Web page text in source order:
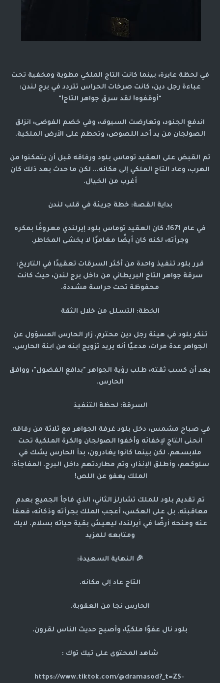
في لحظة عابرة، بينما كانت التاج الملكي مطوية ومخفية تحت
عباءة رجل دين، كانت صرخات الحراس تتردد في برج لندن:
"أوقفوه! لقد سرق جواهر التاج!"
اندفع الجنود، وتعارضت السيوف، وفي خضم الفوضى، انزلق
الصولجان من يد أحد اللصوص، وتحطم على الأرض الملكية.
تم القبض على العقيد توماس بلود ورفاقه قبل أن يتمكنوا من
الهرب، وعاد التاج الملكي إلى مكانه... لكن ما حدث بعد ذلك كان
أغرب من الخيال.
بداية القصة: خطة جريئة في قلب لندن
في عام 1671، كان العقيد توماس بلود إيرلندي معروفًا بمكره
وجرأته، لكنه كان أيضًا مغامرًا لا يخشى المخاطر.
قرر بلود تنفيذ واحدة من أكثر السرقات تعقيدًا في التاريخ:
سرقة جواهر التاج البريطاني من داخل برج لندن، حيث كانت
محفوظة تحت حراسة مشددة.
الخطة: التسلل من خلال الثقة
تنكر بلود في هيئة رجل دين محترم. زار الحارس المسؤول عن
الجواهر عدة مرات، مدعيًا أنه يريد تزويج ابنه من ابنة الحارس.
بعد أن كسب ثقته، طلب رؤية الجواهر "بدافع الفضول"، ووافق
الحارس.
السرقة: لحظة التنفيذ
في صباح مشمس، دخل بلود غرفة الجواهر مع ثلاثة من رفاقه.
انحنى التاج لإخفائه وأخفوا الصولجان والكرة الملكية تحت
ملابسهم. لكن بينما كانوا يغادرون، بدأ الحارس يشك في
سلوكهم، وأطلق الإنذار، وتم مطاردتهم داخل البرج. المفاجأة:
الملك يعفو عن اللص!
تم تقديم بلود للملك تشارلز الثاني، الذي فاجأ الجميع بعدم
معاقبته. بل على العكس، أعجب الملك بجرأته وذكائه، فعفا
عنه ومنحه أرضًا في أيرلندا، ليعيش بقية حياته بسلام. لايك
ومتابعه للمزيد
🎉 النهاية السعيدة:
التاج عاد إلى مكانه.
الحارس نجا من العقوبة.
بلود نال عفوًا ملكيًا، وأصبح حديث الناس لقرون.
شاهد المحتوى على تيك توك :
https://www.tiktok.com/@dramasod?_t=ZS-